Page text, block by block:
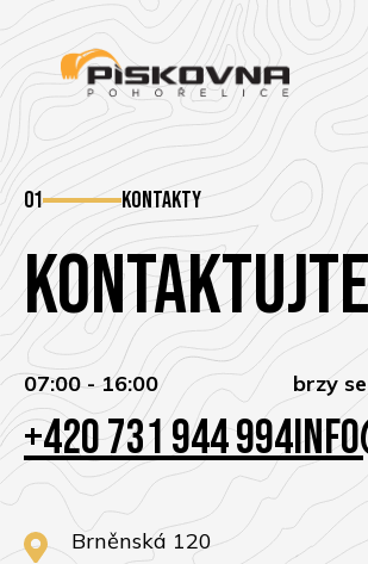
01 Kontakty
07:00 - 16:00
+420 731 944 994
brzy
Brněnská 120